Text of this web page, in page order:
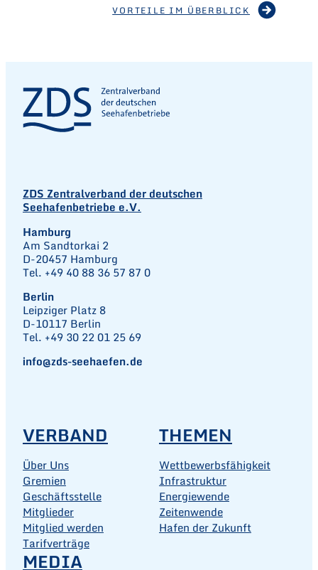
VORTEILE IM ÜBERBLICK
ZDS Zentralverband der deutschen
Seehafenbetriebe e.V.
Hamburg
Am Sandtorkai 2
D-20457 Hamburg
Tel. +49 40 88 36 57 87 0
Berlin
Leipziger Platz 8
D-10117 Berlin
Tel. +49 30 22 01 25 69
info@zds-seehaefen.de
VERBAND
Über Uns
Gremien
Geschäftsstelle
Mitglieder
Mitglied werden
Tarifverträge
THEMEN
Wettbewerbsfähigkeit
Infrastruktur
Energiewende
Zeitenwende
Hafen der Zukunft
MEDIA